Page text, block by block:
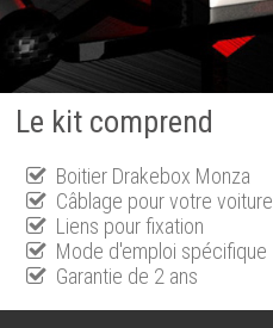
Le kit comprend
Boitier Drakebox Monza
Câblage pour votre voiture
Liens pour fixation
Mode d'emploi spécifique
Garantie de 2 ans